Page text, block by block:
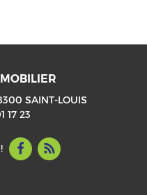
SAINT-LOUIS
17 23